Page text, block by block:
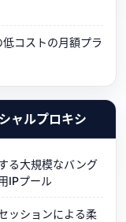
コストの月額プラ
ャルプロキシ
る大規模なバング
IPプール
ッションによる柔